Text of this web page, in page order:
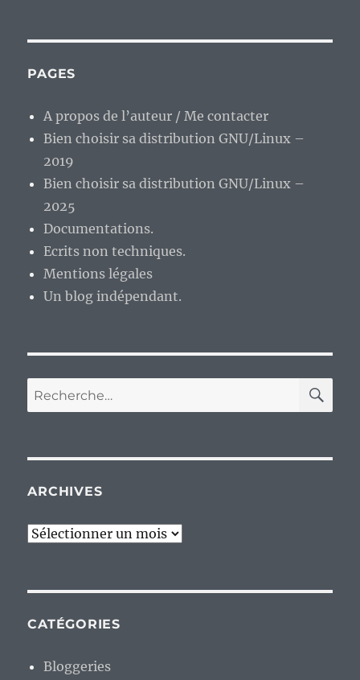
casse-
tête
adolescence.
PAGES
A propos de l’auteur / Me contacter
Bien choisir sa distribution GNU/Linux –
2019
Bien choisir sa distribution GNU/Linux –
2025
Documentations.
Ecrits non techniques.
Mentions légales
Un blog indépendant.
Recherche
pour :
ARCHIVES
Archives
CATÉGORIES
Bloggeries